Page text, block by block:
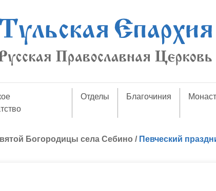
Отделы Благочиния
Богородицы села Себино / Певческий